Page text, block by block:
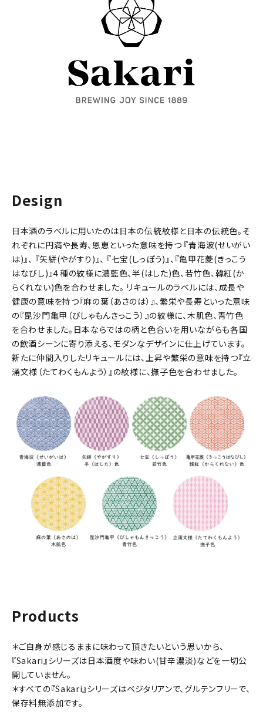
円 ～
検索
Design
日本酒のラベルに用いたのは日本の伝統紋様と日本の伝統色。そ
れぞれに円満や長寿、恩恵といった意味を持つ 『青海波(せいがい
は)』、 『矢絣(やがすり)』、 『七宝(しっぽう)』、『亀甲花菱(きっこう
はなびし)』４種の紋様に濃藍色、半(はした)色、若竹色、韓紅(か
らくれない)色を合わせました。 リキュールのラベルには、成長や
健康の意味を持つ『麻の葉（あさのは）』、繁栄や長寿といった意味
の『毘沙門亀甲（びしゃもんきっこう）』の紋様に、木肌色、青竹色
を合わせました。日本ならではの柄と色合いを用いながらも各国
の飲酒シーンに寄り添える、モダンなデザインに仕上げています。
新たに仲間入りしたリキュールには、上昇や繁栄の意味を持つ『立
涌文様（たてわくもんよう）』の紋様に、撫子色を合わせました。
Products
＊ご自身が感じるままに味わって頂きたいという思いから、
『Sakari』シリーズは日本酒度や味わい(甘辛濃淡)などを一切公
開していません。
＊すべての『Sakari』シリーズはベジタリアンで、グルテンフリーで、
保存料無添加です。